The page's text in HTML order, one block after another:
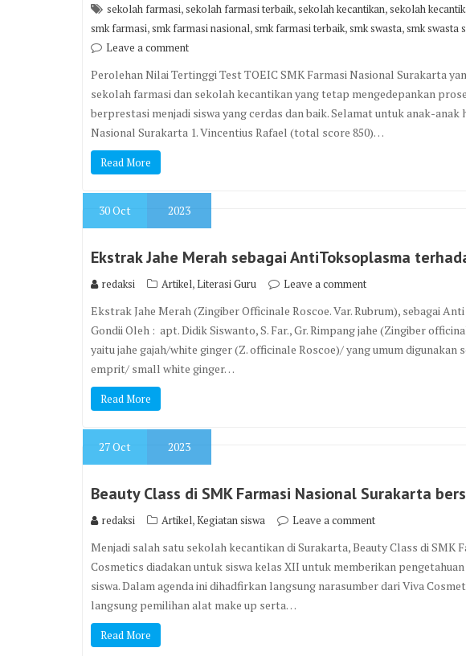
sekolah farmasi,sekolah farmasi terbaik,sekolah kecantikan,sekolah
smk farmasi,smk farmasi nasional,smk farmasi terbaik,smk swasta,smk swasta
Leave a comment
Perolehan Nilai Tertinggi Test TOEIC SMK Farmasi Nasional Surakarta
sekolah farmasi dan sekolah kecantikan yang tetap mengedepankan
berprestasi menjadi siswa yang cerdas dan baik. Selamat untuk anak-anak
Nasional Surakarta 1. Vincentius Rafael (total score 850)…
Read More
30Oct 2023
Ekstrak Jahe Merah sebagai AntiToksoplasma
redaksi Artikel,Literasi Guru Leave a comment
Ekstrak Jahe Merah (Zingiber Officinale Roscoe. Var. Rubrum), sebagai
Gondii Oleh : apt. Didik Siswanto, S. Far., Gr. Rimpang jahe (Zingiber
yaitu jahe gajah/white ginger (Z. officinale Roscoe)/ yang umum digunakan
emprit/ small white ginger…
Read More
27Oct 2023
Beauty Class di SMK Farmasi Nasional Surakarta
redaksi Artikel,Kegiatan siswa Leave a comment
Menjadi salah satu sekolah kecantikan di Surakarta, Beauty Class di SMK
Cosmetics diadakan untuk siswa kelas XII untuk memberikan
siswa. Dalam agenda ini dihadfirkan langsung narasumber dari Viva
langsung pemilihan alat make up serta…
Read More